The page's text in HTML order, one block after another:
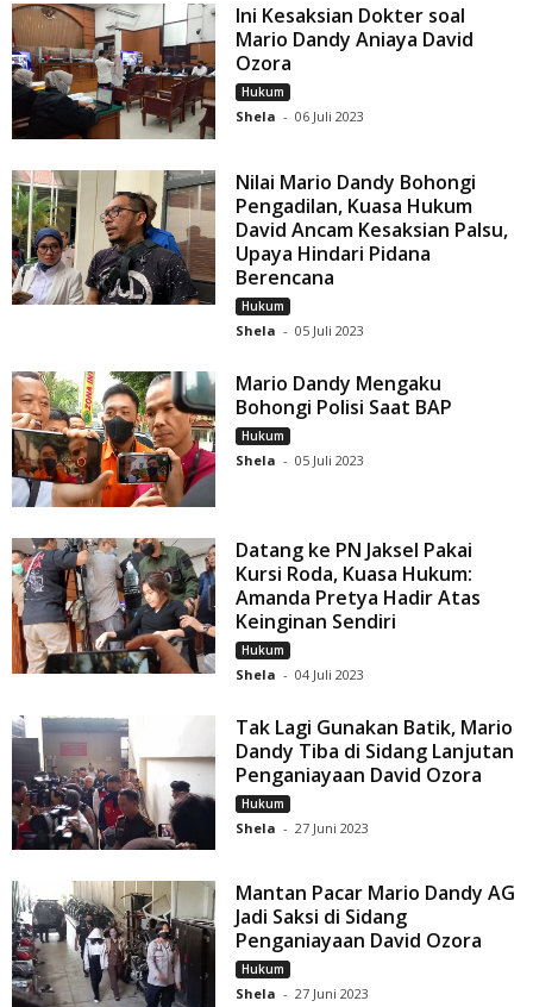
Ini Kesaksian Dokter soal
Mario Dandy Aniaya David
Ozora
Hukum
Shela - 06 Juli 2023
Nilai Mario Dandy Bohongi
Pengadilan, Kuasa Hukum
David Ancam Kesaksian Palsu,
Upaya Hindari Pidana
Berencana
Hukum
Shela - 05 Juli 2023
Mario Dandy Mengaku
Bohongi Polisi Saat BAP
Hukum
Shela - 05 Juli 2023
Datang ke PN Jaksel Pakai
Kursi Roda, Kuasa Hukum:
Amanda Pretya Hadir Atas
Keinginan Sendiri
Hukum
Shela - 04 Juli 2023
Tak Lagi Gunakan Batik, Mario
Dandy Tiba di Sidang Lanjutan
Penganiayaan David Ozora
Hukum
Shela - 27 Juni 2023
Mantan Pacar Mario Dandy AG
Jadi Saksi di Sidang
Penganiayaan David Ozora
Hukum
Shela - 27 Juni 2023